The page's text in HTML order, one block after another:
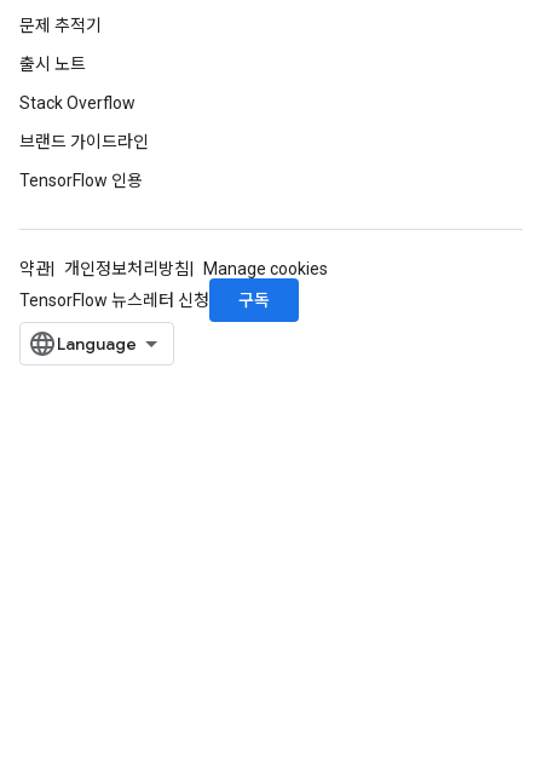
문제 추적기
출시 노트
Stack Overflow
브랜드 가이드라인
TensorFlow 인용
약관 개인정보처리방침
Manage cookies
TensorFlow 뉴스레터 신청
구독